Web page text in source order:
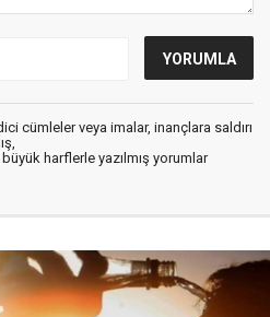
cümleler veya imalar, inançlara saldırı
harflerle yazılmış yorumlar